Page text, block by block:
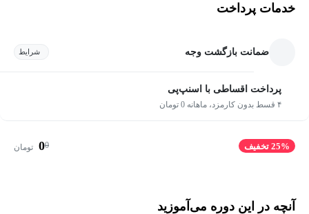
خدمات پرداخت
ضمانت بازگشت وجه شرایط
پرداخت اقساطی با اسنپ‌پی
۴ قسط بدون کارمزد، ماهانه 0 تومان
25% تخفیف 0
0 تومان
آنچه در این دوره می‌آموزید